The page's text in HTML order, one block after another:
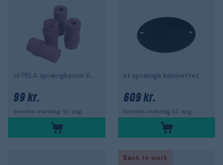
til PELA sprængkanon 64735
99 kr.
Sendes mandag 10. aug.
at sprænge kabinettet
609 kr.
Sendes mandag 10. aug.
Back to work